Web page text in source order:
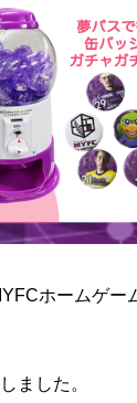
ホームゲ
ました。